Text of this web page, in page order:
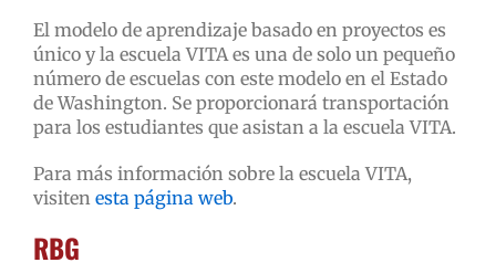
El modelo de aprendizaje basado en proyectos es
único y la escuela VITA es una de solo un pequeño
número de escuelas con este modelo en el Estado
de Washington. Se proporcionará transportación
para los estudiantes que asistan a la escuela VITA.
Para más información sobre la escuela VITA,
visiten esta página web.
RBG